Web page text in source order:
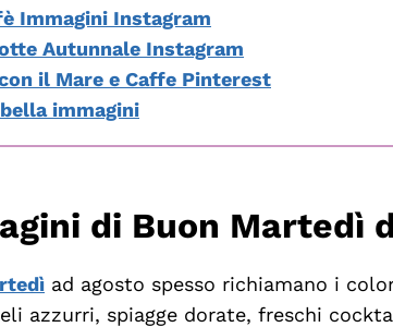
Immagini Instagram
Autunnale Instagram
il Mare e Caffe Pinterest
immagini
di Buon Martedì
ad agosto spesso richiamano i
azzurri, spiagge dorate, freschi